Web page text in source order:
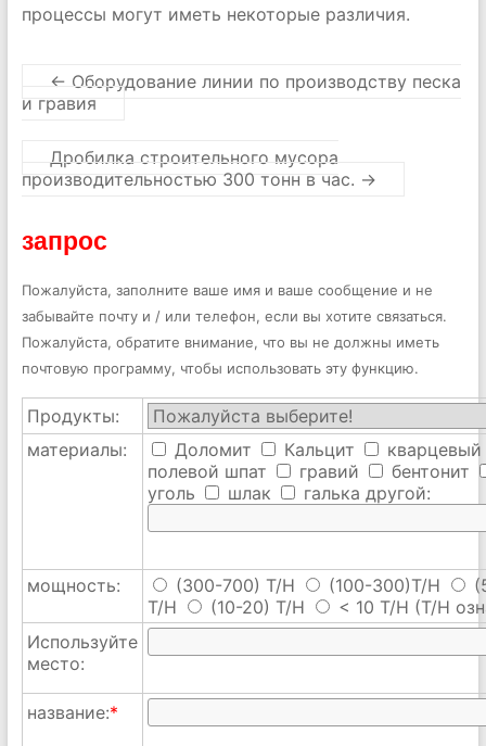
процессы могут иметь некоторые различия.
← Оборудование линии по производству песка
и гравия
Дробилка строительного мусора
производительностью 300 тонн в час. →
запрос
Пожалуйста, заполните ваше имя и ваше сообщение и не
забывайте почту и / или телефон, если вы хотите связаться.
Пожалуйста, обратите внимание, что вы не должны иметь
почтовую программу, чтобы использовать эту функцию.
Продукты:
материалы:
Доломит Кальцит
кварцевый
полевой шпат
гравий
бентонит
уголь
шлак галька другой:
мощность: (300-700) T/H (100-300)T/H
T/H
(10-20) T/H < 10 T/H (T/H
Используйте
место:
название:*